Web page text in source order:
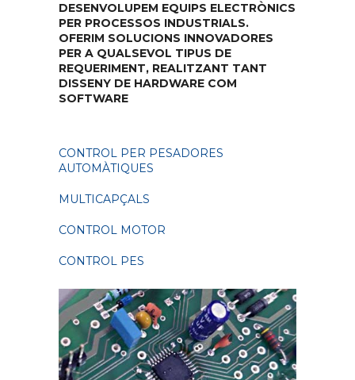
DESENVOLUPEM EQUIPS ELECTRÒNICS
PER PROCESSOS INDUSTRIALS.
OFERIM SOLUCIONS INNOVADORES
PER A QUALSEVOL TIPUS DE
REQUERIMENT, REALITZANT TANT
DISSENY DE HARDWARE COM
SOFTWARE
CONTROL PER PESADORES
AUTOMÀTIQUES
MULTICAPÇALS
CONTROL MOTOR
CONTROL PES